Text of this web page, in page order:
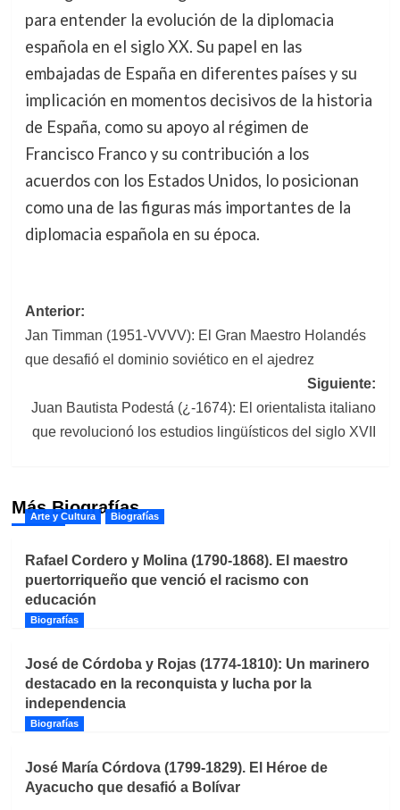
para entender la evolución de la diplomacia
española en el siglo XX. Su papel en las
embajadas de España en diferentes países y su
implicación en momentos decisivos de la historia
de España, como su apoyo al régimen de
Francisco Franco y su contribución a los
acuerdos con los Estados Unidos, lo posicionan
como una de las figuras más importantes de la
diplomacia española en su época.
Navegación
de
entradas
Anterior:
Jan Timman (1951-VVVV): El Gran Maestro Holandés
que desafió el dominio soviético en el ajedrez
Siguiente:
Juan Bautista Podestá (¿-1674): El orientalista italiano
que revolucionó los estudios lingüísticos del siglo XVII
Más Biografías
Arte y Cultura Biografías
Rafael Cordero y Molina (1790-1868). El maestro
puertorriqueño que venció el racismo con
educación
Biografías
José de Córdoba y Rojas (1774-1810): Un marinero
destacado en la reconquista y lucha por la
independencia
Biografías
José María Córdova (1799-1829). El Héroe de
Ayacucho que desafió a Bolívar